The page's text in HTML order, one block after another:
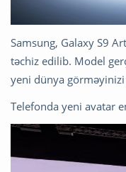
Samsung, Galaxy S9
təchiz edilib. Model
yeni dünya
Telefonda yeni avatar